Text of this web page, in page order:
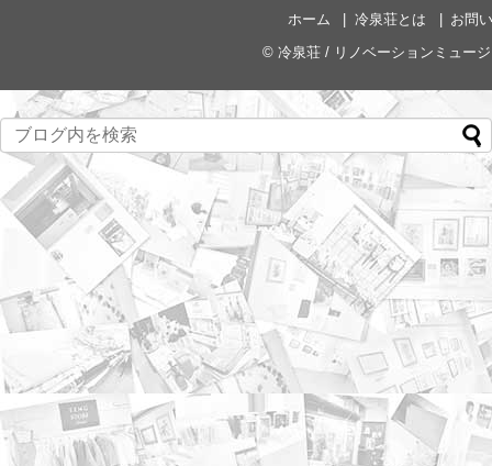
ホーム 冷泉荘とは
お問
© 冷泉荘 / リノベーションミュー